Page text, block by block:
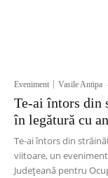
Eveniment Vasile Antipa -
Te-ai întors din
în legătură cu
Te-ai întors din
viitoare, un
Județeană pentru